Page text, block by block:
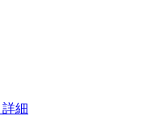
詳細